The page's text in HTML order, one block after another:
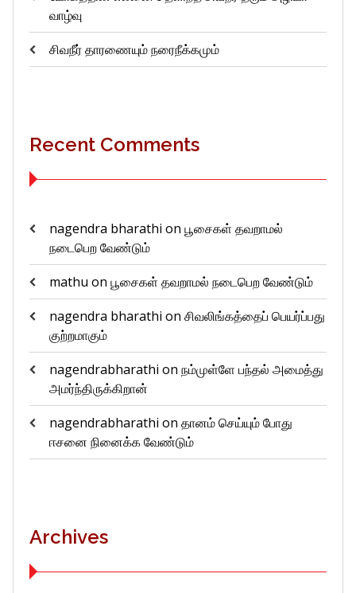
வாழ்வு
சிவநீர் தாரணையும் நரைநீக்கமும்
Recent Comments
nagendra bharathi on பூசைகள் தவறாமல்
நடைபெற வேண்டும்
mathu on பூசைகள் தவறாமல் நடைபெற வேண்டும்
nagendra bharathi on சிவலிங்கத்தைப் பெயர்ப்பது
குற்றமாகும்
nagendrabharathi on நம்முள்ளே பந்தல் அமைத்து
அமர்ந்திருக்கிறான்
nagendrabharathi on தானம் செய்யும் போது
ஈசனை நினைக்க வேண்டும்
Archives